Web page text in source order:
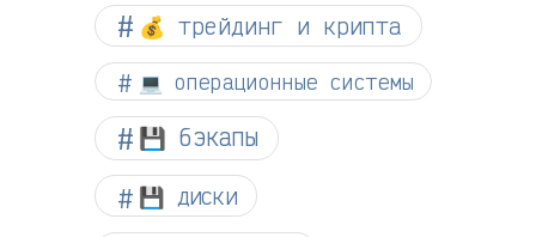
💰 трейдинг и крипта
💻 операционные системы
💾 бэкапы
💾 диски